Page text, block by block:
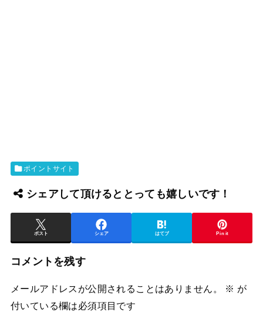
ポイントサイト
シェアして頂けるととっても嬉しいです！
ポスト シェア はてブ Pin it
コメントを残す
メールアドレスが公開されることはありません。 ※ が
付いている欄は必須項目です